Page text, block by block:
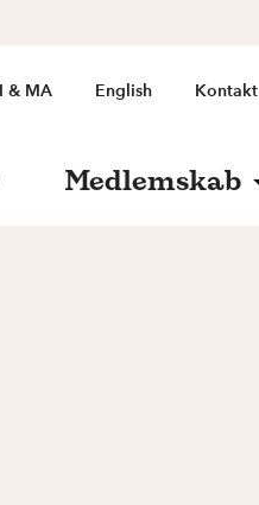
& MA English Kontakt
Medlemskab